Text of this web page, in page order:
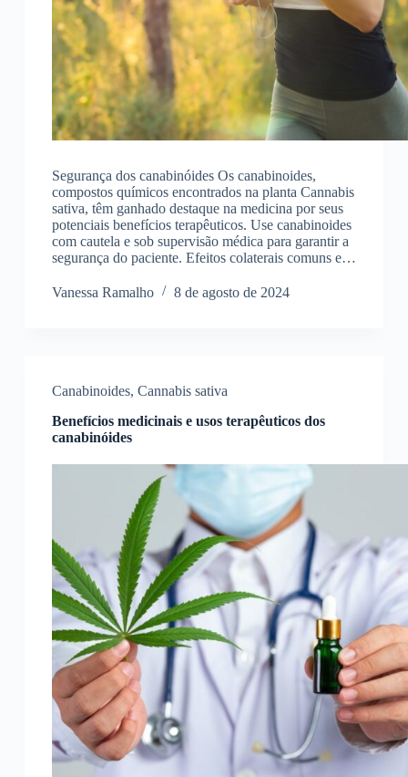
Segurança dos canabinóides Os canabinoides,
compostos químicos encontrados na planta Cannabis
sativa, têm ganhado destaque na medicina por seus
potenciais benefícios terapêuticos. Use canabinoides
com cautela e sob supervisão médica para garantir a
segurança do paciente. Efeitos colaterais comuns e…
Vanessa Ramalho 8 de agosto de 2024
Canabinoides, Cannabis sativa
Benefícios medicinais e usos terapêuticos dos
canabinóides